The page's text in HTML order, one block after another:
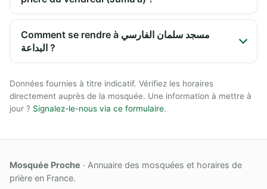
Comment se rendre à مسجد سلمان الفارسي
البداعة ?
Données fournies à titre indicatif. Vérifiez les horaires
directement auprès de la mosquée. Une information à mettre à
jour ? Signalez-le-nous via ce formulaire.
Mosquée Proche · Annuaire des mosquées et horaires de
prière en France.